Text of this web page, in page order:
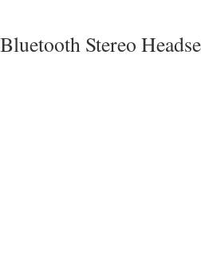
Bluetooth Stereo